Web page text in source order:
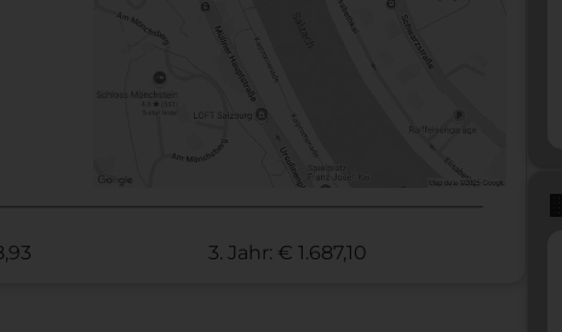
3. Jahr: € 1.687,10